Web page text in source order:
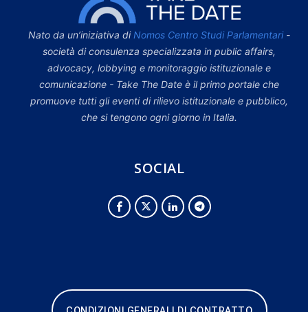
Nato da un’iniziativa di Nomos Centro Studi Parlamentari-
società di consulenza specializzata in public affairs,
advocacy, lobbying e monitoraggio istituzionale e
comunicazione - Take The Date è il primo portale che
promuove tutti gli eventi di rilievo istituzionale e pubblico,
che si tengono ogni giorno in Italia.
SOCIAL